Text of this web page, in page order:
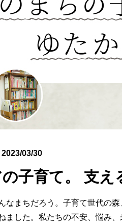
2023/03/30
子育て。 支え
なまちだろう。子育て世代の
ました。私たちの不安、悩み